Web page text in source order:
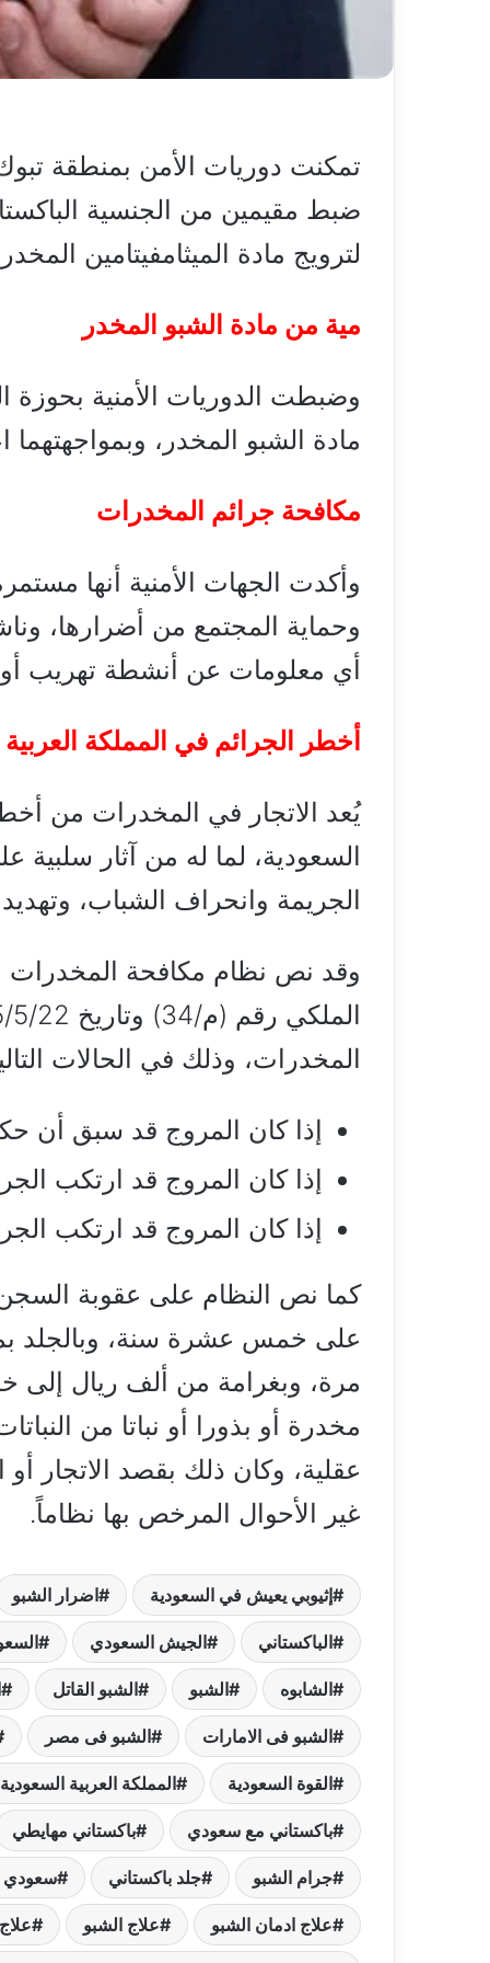
تمكنت دوريات الأمن بمنطقة
ضبط مقيمين من الجنسية
لترويج مادة الميثامفيتامين
مية من مادة الشبو المخدر
وضبطت الدوريات الأمنية بحوزة
مادة الشبو المخدر، وبمواجهتهما
مكافحة جرائم المخدرات
وأكدت الجهات الأمنية أنها
وحماية المجتمع من أضرارها،
أي معلومات عن أنشطة تهريب
أخطر الجرائم في المملكة
يُعد الاتجار في المخدرات من
السعودية، لما له من آثار سلبية
الجريمة وانحراف الشباب، وتهديد
وقد نص نظام مكافحة المخدرات
المخدرات، وذلك في الحالات
إذا كان المروج قد سبق أن
إذا كان المروج قد ارتكب
إذا كان المروج قد ارتكب
كما نص النظام على عقوبة
على خمس عشرة سنة، وبالجلد
مرة، وبغرامة من ألف ريال إلى
مخدرة أو بذورا أو نباتا من
عقلية، وكان ذلك بقصد الاتجار
غير الأحوال المرخص بها نظاماً.
إثيوبي يعيش في السعودية اضرار الشبو
الباكستاني الجيش السعودي
الشابوه الشبو الشبو القاتل
الشبو فى الامارات الشبو فى مصر
القوة السعودية المملكة العربية السعودية
باكستاني مع سعودي باكستاني مهايطي
جرام الشبو جلد باكستاني سعودي
علاج ادمان الشبو علاج الشبو